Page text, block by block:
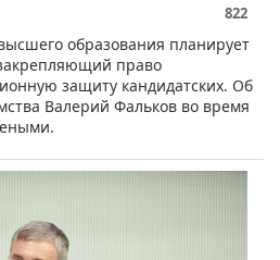
822
образования планирует
право
защиту кандидатских. Об
Валерий Фальков во время